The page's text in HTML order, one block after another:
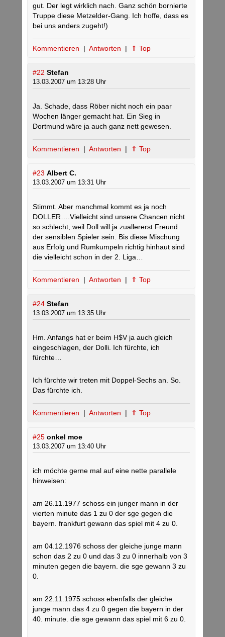
gut. Der legt wirklich nach. Ganz schön bornierte
Truppe diese Metzelder-Gang. Ich hoffe, dass es
bei uns anders zugeht!)
Kommentieren | Antworten | ⇑ Top
#22 Stefan
13.03.2007 um 13:28 Uhr
Ja. Schade, dass Röber nicht noch ein paar
Wochen länger gemacht hat. Ein Sieg in
Dortmund wäre ja auch ganz nett gewesen.
Kommentieren | Antworten | ⇑ Top
#23 Albert C.
13.03.2007 um 13:31 Uhr
Stimmt. Aber manchmal kommt es ja noch
DOLLER….Vielleicht sind unsere Chancen nicht
so schlecht, weil Doll will ja zuallererst Freund
der sensiblen Spieler sein. Bis diese Mischung
aus Erfolg und Rumkumpeln richtig hinhaut sind
die vielleicht schon in der 2. Liga…
Kommentieren | Antworten | ⇑ Top
#24 Stefan
13.03.2007 um 13:35 Uhr
Hm. Anfangs hat er beim H$V ja auch gleich
eingeschlagen, der Dolli. Ich fürchte, ich
fürchte…
Ich fürchte wir treten mit Doppel-Sechs an. So.
Das fürchte ich.
Kommentieren | Antworten | ⇑ Top
#25 onkel moe
13.03.2007 um 13:40 Uhr
ich möchte gerne mal auf eine nette parallele
hinweisen:
am 26.11.1977 schoss ein junger mann in der
vierten minute das 1 zu 0 der sge gegen die
bayern. frankfurt gewann das spiel mit 4 zu 0.
am 04.12.1976 schoss der gleiche junge mann
schon das 2 zu 0 und das 3 zu 0 innerhalb von 3
minuten gegen die bayern. die sge gewann 3 zu
0.
am 22.11.1975 schoss ebenfalls der gleiche
junge mann das 4 zu 0 gegen die bayern in der
40. minute. die sge gewann das spiel mit 6 zu 0.